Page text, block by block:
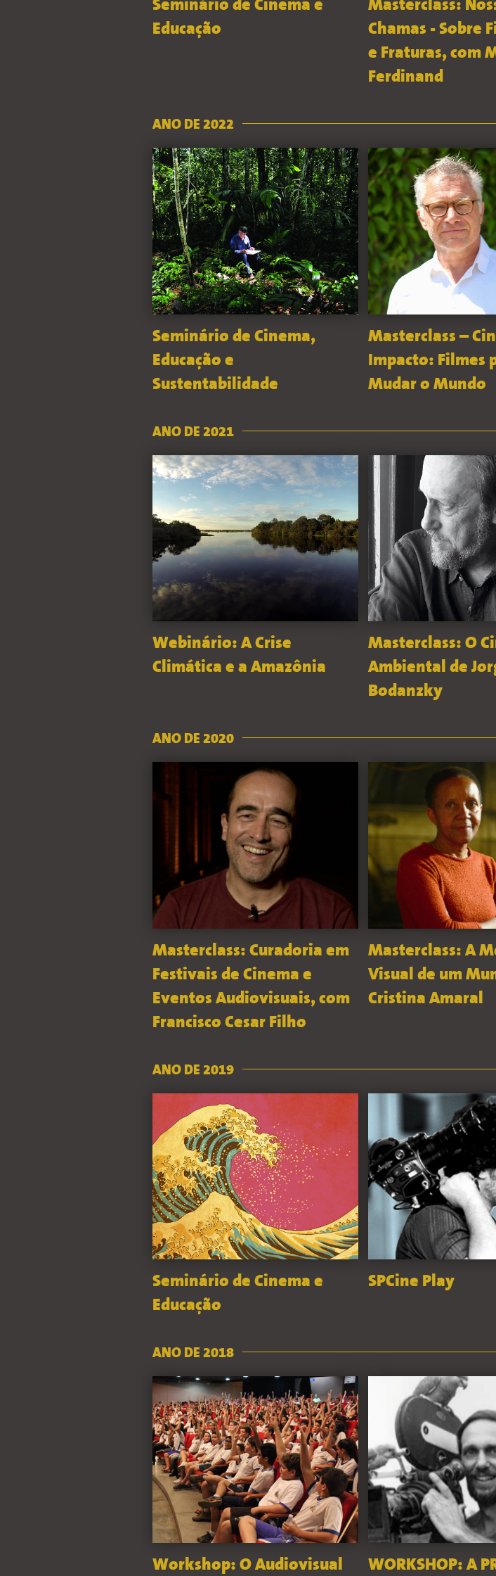
Seminário de Cinema e
Educação
Masterclass:
Chamas - Sobre
e Fraturas, com
Ferdinand
ANO DE 2022
Seminário de Cinema,
Educação e
Sustentabilidade
Masterclass –
Impacto: Filmes
Mudar o Mundo
ANO DE 2021
Webinário: A Crise
Climática e a Amazônia
Masterclass: O
Ambiental de
Bodanzky
ANO DE 2020
Masterclass: Curadoria em
Festivais de Cinema e
Eventos Audiovisuais, com
Francisco Cesar Filho
Masterclass: A
Visual de um
Cristina Amaral
ANO DE 2019
Seminário de Cinema e
Educação
SPCine Play
ANO DE 2018
Workshop: O Audiovisual WORKSHOP: A